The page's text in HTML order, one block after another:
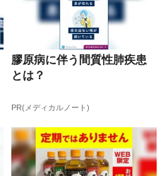
膠原病に伴う間質性肺疾患
とは？
PR(メディカルノート)